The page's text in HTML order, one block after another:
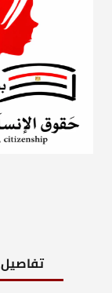
تفاصيل